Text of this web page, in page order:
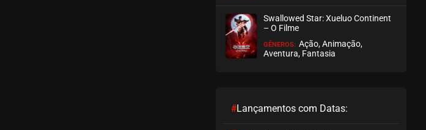
Swallowed Star: Xueluo Continent
– O Filme
GÊNEROS: Ação, Animação,
Aventura, Fantasia
#Lançamentos com Datas: